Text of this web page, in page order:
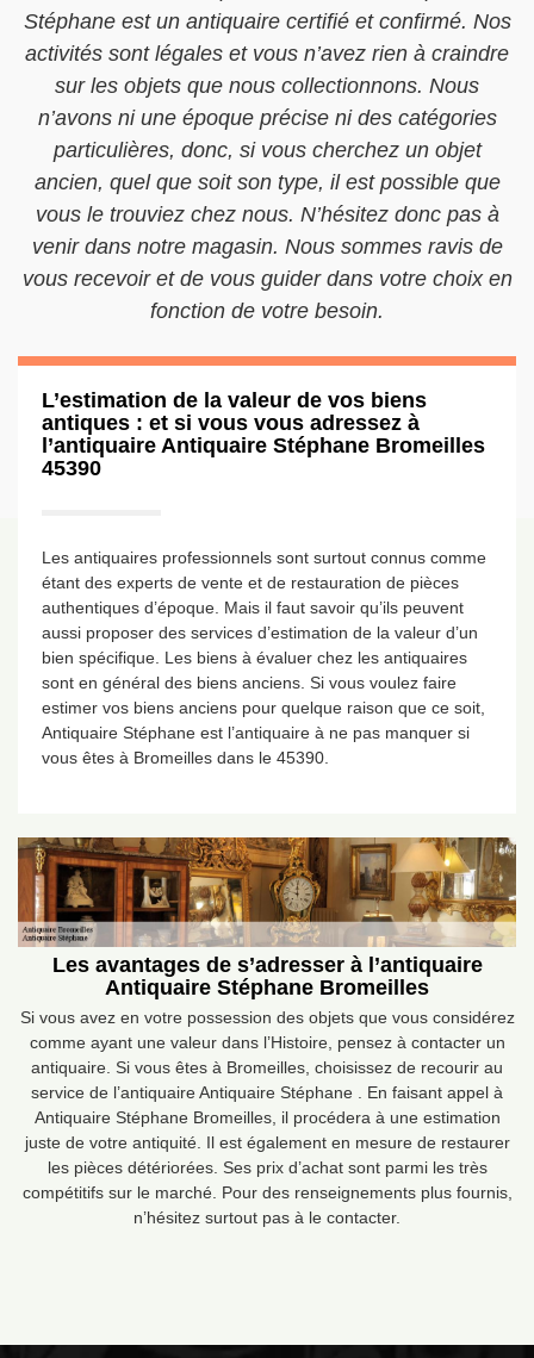
Stéphane est un antiquaire certifié et confirmé. Nos
activités sont légales et vous n’avez rien à craindre
sur les objets que nous collectionnons. Nous
n’avons ni une époque précise ni des catégories
particulières, donc, si vous cherchez un objet
ancien, quel que soit son type, il est possible que
vous le trouviez chez nous. N’hésitez donc pas à
venir dans notre magasin. Nous sommes ravis de
vous recevoir et de vous guider dans votre choix en
fonction de votre besoin.
L’estimation de la valeur de vos biens
antiques : et si vous vous adressez à
l’antiquaire Antiquaire Stéphane Bromeilles
45390
Les antiquaires professionnels sont surtout connus comme
étant des experts de vente et de restauration de pièces
authentiques d’époque. Mais il faut savoir qu’ils peuvent
aussi proposer des services d’estimation de la valeur d’un
bien spécifique. Les biens à évaluer chez les antiquaires
sont en général des biens anciens. Si vous voulez faire
estimer vos biens anciens pour quelque raison que ce soit,
Antiquaire Stéphane est l’antiquaire à ne pas manquer si
vous êtes à Bromeilles dans le 45390.
Les avantages de s’adresser à l’antiquaire
Antiquaire Stéphane Bromeilles
Si vous avez en votre possession des objets que vous considérez
comme ayant une valeur dans l’Histoire, pensez à contacter un
antiquaire. Si vous êtes à Bromeilles, choisissez de recourir au
service de l’antiquaire Antiquaire Stéphane . En faisant appel à
Antiquaire Stéphane Bromeilles, il procédera à une estimation
juste de votre antiquité. Il est également en mesure de restaurer
les pièces détériorées. Ses prix d’achat sont parmi les très
compétitifs sur le marché. Pour des renseignements plus fournis,
n’hésitez surtout pas à le contacter.